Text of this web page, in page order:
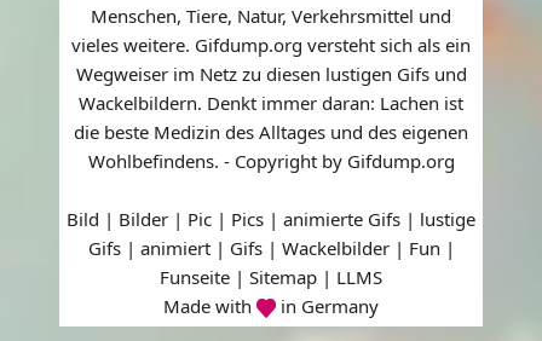
Menschen, Tiere, Natur, Verkehrsmittel und
vieles weitere. Gifdump.org versteht sich als ein
Wegweiser im Netz zu diesen lustigen Gifs und
Wackelbildern. Denkt immer daran: Lachen ist
die beste Medizin des Alltages und des eigenen
Wohlbefindens. - Copyright by Gifdump.org
Bild | Bilder | Pic | Pics | animierte Gifs | lustige
Gifs | animiert | Gifs | Wackelbilder | Fun |
Funseite | Sitemap | LLMS
Made with
in Germany